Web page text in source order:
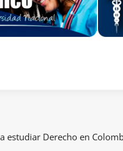
estudiar Derecho en